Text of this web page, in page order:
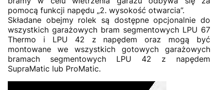
pomocą funkcji napędu „2. wysokość otwarcia”.
Składane obejmy rolek są dostępne opcjonalnie do
wszystkich garażowych bram segmentowych LPU 67
Thermo i LPU 42 z napędem oraz mogą być
montowane we wszystkich gotowych garażowych
bramach segmentowych LPU 42 z napędem
SupraMatic lub ProMatic.